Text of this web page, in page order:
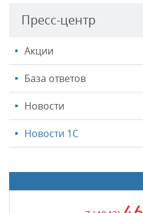
Пресс-центр
Акции
База ответов
Новости
Новости 1С